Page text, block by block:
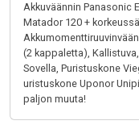
Akkuväännin Panasonic
Matador 120 +
(2 kappaletta),
Sovella, Puristuskone
uristuskone Uponor
paljon muuta!